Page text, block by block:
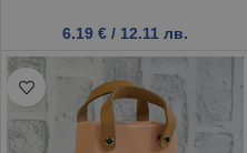
6.19 € / 12.11 лв.